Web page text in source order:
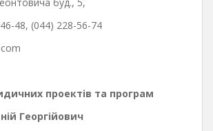
48, (044) 228-56-74
проектів та програм
Георгійович